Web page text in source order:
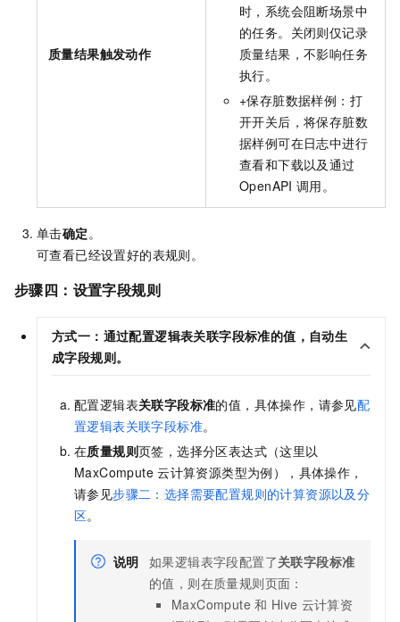
质量结果触发动作
时，系统会阻断场景中
的任务。关闭则仅记录
质量结果，不影响任务
执行。
+保存脏数据样例：打
开开关后，将保存脏数
据样例可在日志中进行
查看和下载以及通过
OpenAPI 调用。
单击确定。
可查看已经设置好的表规则。
步骤四：设置字段规则
方式一：通过配置逻辑表关联字段标准的值，自动生
成字段规则。
配置逻辑表关联字段标准的值，具体操作，请参见配
置逻辑表关联字段标准。
在质量规则页签，选择分区表达式（这里以
MaxCompute 云计算资源类型为例），具体操作，
请参见步骤二：选择需要配置规则的计算资源以及分
区。
说明 如果逻辑表字段配置了关联字段标准
的值，则在质量规则页面：
MaxCompute 和 Hive 云计算资